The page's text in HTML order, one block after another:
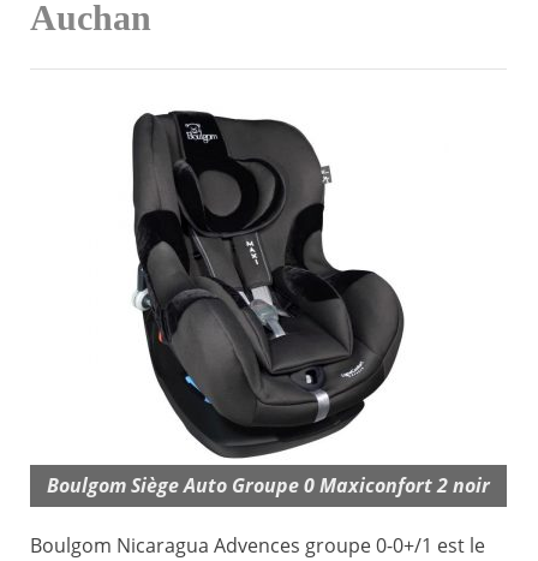
Auchan
Boulgom Siège Auto Groupe 0 Maxiconfort 2 noir
Boulgom Nicaragua Advences groupe 0-0+/1 est le